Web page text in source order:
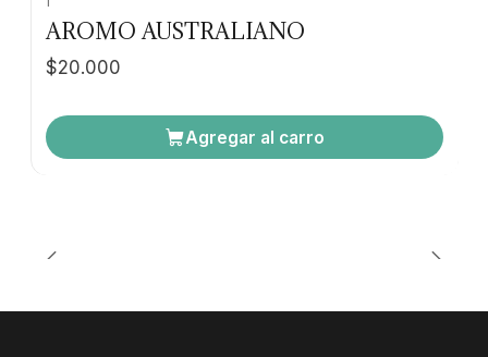
AROMO AUSTRALIANO
$20.000
Agregar al carro